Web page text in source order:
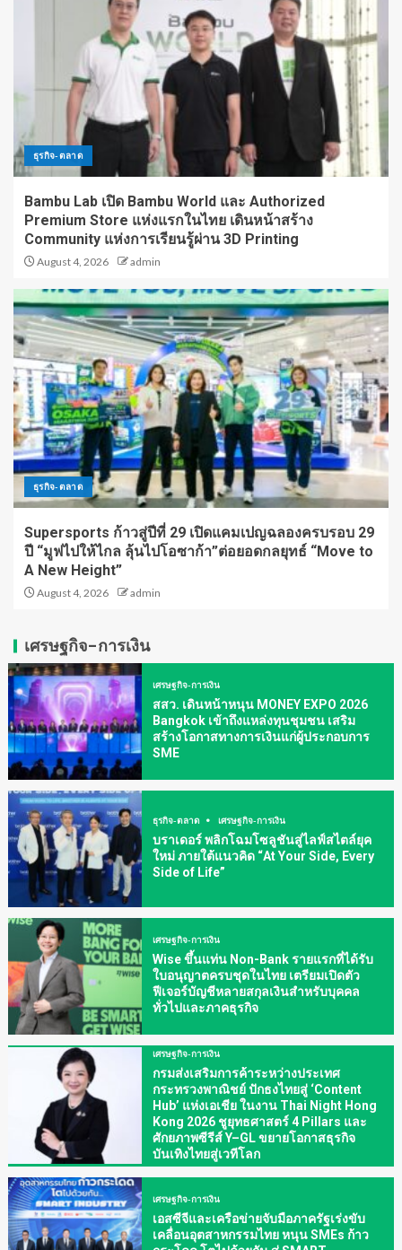
ธุรกิจ-ตลาด
Bambu Lab เปิด Bambu World และ Authorized
Premium Store แห่งแรกในไทย เดินหน้าสร้าง
Community แห่งการเรียนรู้ผ่าน 3D Printing
August 4, 2026 admin
ธุรกิจ-ตลาด
Supersports ก้าวสู่ปีที่ 29 เปิดแคมเปญฉลองครบรอบ 29
ปี “มูฟไปให้ไกล ลุ้นไปโอซาก้า”ต่อยอดกลยุทธ์ “Move to
A New Height”
August 4, 2026 admin
เศรษฐกิจ-การเงิน
เศรษฐกิจ-การเงิน
สสว. เดินหน้าหนุน MONEY EXPO 2026
Bangkok เข้าถึงแหล่งทุนชุมชน เสริม
สร้างโอกาสทางการเงินแก่ผู้ประกอบการ
SME
ธุรกิจ-ตลาด เศรษฐกิจ-การเงิน
บราเดอร์ พลิกโฉมโซลูชันสู่ไลฟ์สไตล์ยุค
ใหม่ ภายใต้แนวคิด “At Your Side, Every
Side of Life”
เศรษฐกิจ-การเงิน
Wise ขึ้นแท่น Non-Bank รายแรกที่ได้รับ
ใบอนุญาตครบชุดในไทย เตรียมเปิดตัว
ฟีเจอร์บัญชีหลายสกุลเงินสำหรับบุคคล
ทั่วไปและภาคธุรกิจ
เศรษฐกิจ-การเงิน
กรมส่งเสริมการค้าระหว่างประเทศ
กระทรวงพาณิชย์ ปักธงไทยสู่ ‘Content
Hub’ แห่งเอเชีย ในงาน Thai Night Hong
Kong 2026 ชูยุทธศาสตร์ 4 Pillars และ
ศักยภาพซีรีส์ Y–GL ขยายโอกาสธุรกิจ
บันเทิงไทยสู่เวทีโลก
เศรษฐกิจ-การเงิน
เอสซีจีและเครือข่ายจับมือภาครัฐเร่งขับ
เคลื่อนอุตสาหกรรมไทย หนุน SMEs ก้าว